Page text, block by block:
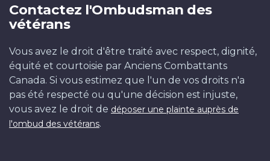
Contactez l'Ombudsman des
vétérans
Vous avez le droit d'être traité avec respect, dignité,
équité et courtoisie par Anciens Combattants
Canada. Si vous estimez que l'un de vos droits n'a
pas été respecté ou qu'une décision est injuste,
vous avez le droit de déposer une plainte auprès de
l'ombud des vétérans.